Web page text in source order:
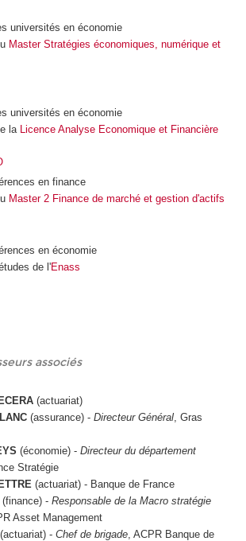
universités en économie
Master Stratégies économiques, numérique et
universités en économie
la Licence Analyse Economique et Financière
en finance
Master 2 Finance de marchéet gestion d'actifs
en économie
de l'Enass
associés
(actuariat)
(assurance) - Directeur Général, Gras
(économie) - Directeur du département
Stratégie
(actuariat) - Banque de France
- Responsable de la Macro stratégie
Asset Management
(actuariat) - Chef de brigade, ACPR Banque de